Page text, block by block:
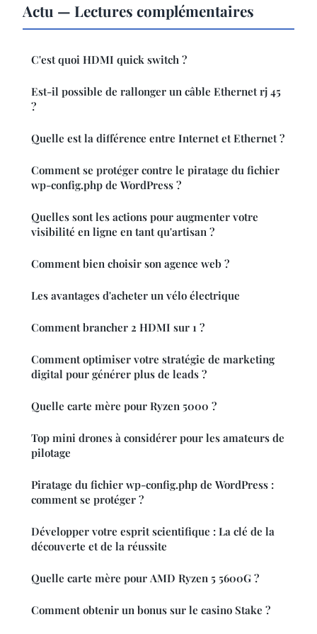
Actu — Lectures complémentaires
C'est quoi HDMI quick switch ?
Est-il possible de rallonger un câble Ethernet rj 45
?
Quelle est la différence entre Internet et Ethernet ?
Comment se protéger contre le piratage du fichier
wp-config.php de WordPress ?
Quelles sont les actions pour augmenter votre
visibilité en ligne en tant qu'artisan ?
Comment bien choisir son agence web ?
Les avantages d'acheter un vélo électrique
Comment brancher 2 HDMI sur 1 ?
Comment optimiser votre stratégie de marketing
digital pour générer plus de leads ?
Quelle carte mère pour Ryzen 5000 ?
Top mini drones à considérer pour les amateurs de
pilotage
Piratage du fichier wp-config.php de WordPress :
comment se protéger ?
Développer votre esprit scientifique : La clé de la
découverte et de la réussite
Quelle carte mère pour AMD Ryzen 5 5600G ?
Comment obtenir un bonus sur le casino Stake ?